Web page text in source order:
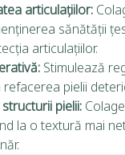
articulațiilor:
sănătății
articulațiilor.
Stimulează
pielii
pielii:
la o textură mai